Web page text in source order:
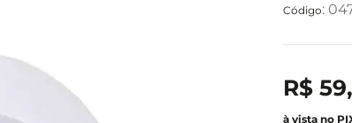
:
R$ 59,